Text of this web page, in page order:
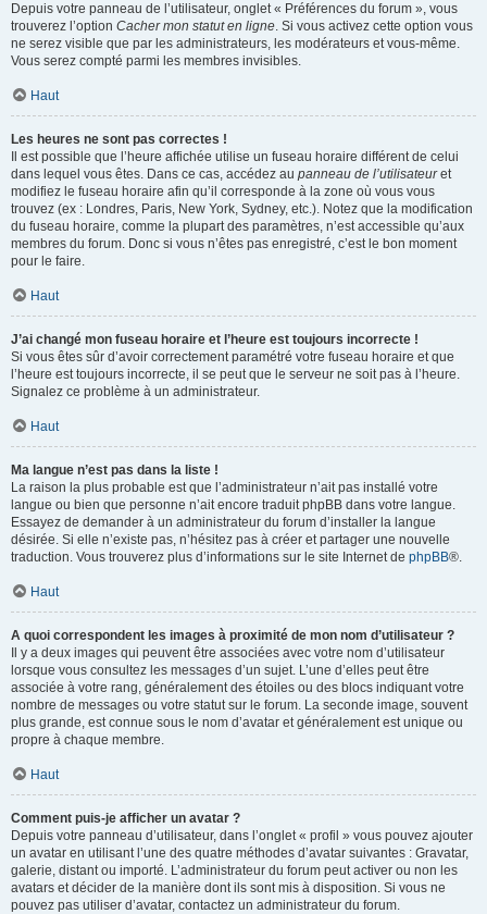
Depuis votre panneau de l’utilisateur, onglet « Préférences du forum », vous
trouverez l’option Cacher mon statut en ligne. Si vous activez cette option vous
ne serez visible que par les administrateurs, les modérateurs et vous-même.
Vous serez compté parmi les membres invisibles.
Haut
Les heures ne sont pas correctes !
Il est possible que l’heure affichée utilise un fuseau horaire différent de celui
dans lequel vous êtes. Dans ce cas, accédez au panneau de l’utilisateuret
modifiez le fuseau horaire afin qu’il corresponde à la zone où vous vous
trouvez (ex : Londres, Paris, New York, Sydney, etc.). Notez que la modification
du fuseau horaire, comme la plupart des paramètres, n’est accessible qu’aux
membres du forum. Donc si vous n’êtes pas enregistré, c’est le bon moment
pour le faire.
Haut
J’ai changé mon fuseau horaire et l’heure est toujours incorrecte !
Si vous êtes sûr d’avoir correctement paramétré votre fuseau horaire et que
l’heure est toujours incorrecte, il se peut que le serveur ne soit pas à l’heure.
Signalez ce problème à un administrateur.
Haut
Ma langue n’est pas dans la liste !
La raison la plus probable est que l’administrateur n’ait pas installé votre
langue ou bien que personne n’ait encore traduit phpBB dans votre langue.
Essayez de demander à un administrateur du forum d’installer la langue
désirée. Si elle n’existe pas, n’hésitez pas à créer et partager une nouvelle
traduction. Vous trouverez plus d’informations sur le site Internet de phpBB®.
Haut
A quoi correspondent les images à proximité de mon nom d’utilisateur ?
Il y a deux images qui peuvent être associées avec votre nom d’utilisateur
lorsque vous consultez les messages d’un sujet. L’une d’elles peut être
associée à votre rang, généralement des étoiles ou des blocs indiquant votre
nombre de messages ou votre statut sur le forum. La seconde image, souvent
plus grande, est connue sous le nom d’avatar et généralement est unique ou
propre à chaque membre.
Haut
Comment puis-je afficher un avatar ?
Depuis votre panneau d’utilisateur, dans l’onglet « profil » vous pouvez ajouter
un avatar en utilisant l’une des quatre méthodes d’avatar suivantes : Gravatar,
galerie, distant ou importé. L’administrateur du forum peut activer ou non les
avatars et décider de la manière dont ils sont mis à disposition. Si vous ne
pouvez pas utiliser d’avatar, contactez un administrateur du forum.